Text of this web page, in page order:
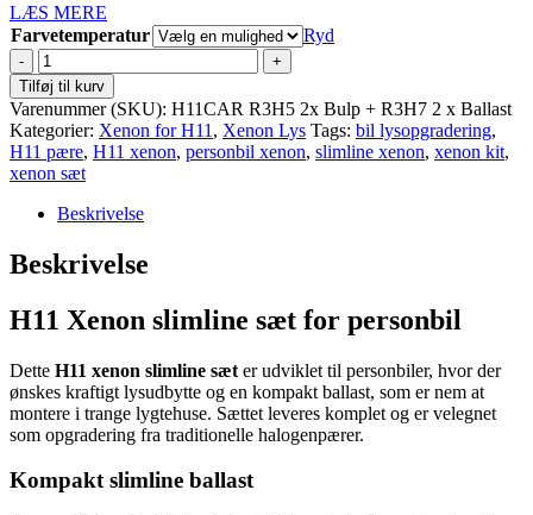
LÆS MERE
Farvetemperatur
Ryd
H11
Xenon
slimline
sæt
for
personbil
35W
antal
Tilføj til kurv
Varenummer (SKU): H11CAR R3H5 2x Bulp + R3H7 2 x Ballast
Kategorier: Xenon for H11 , Xenon Lys Tags: bil lysopgradering,
H11 pære, H11 xenon, personbil xenon, slimline xenon, xenon kit,
xenon sæt
Beskrivelse
Beskrivelse
H11 Xenon slimline sæt for personbil
Dette H11 xenon slimline sæt er udviklet til personbiler, hvor der
ønskes kraftigt lysudbytte og en kompakt ballast, som er nem at
montere i trange lygtehuse. Sættet leveres komplet og er velegnet
som opgradering fra traditionelle halogenpærer.
Kompakt slimline ballast